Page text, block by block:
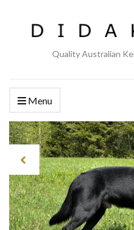
Quality Australian
Menu